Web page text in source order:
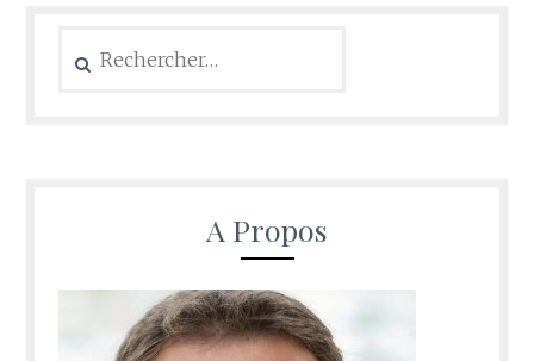
A Propos